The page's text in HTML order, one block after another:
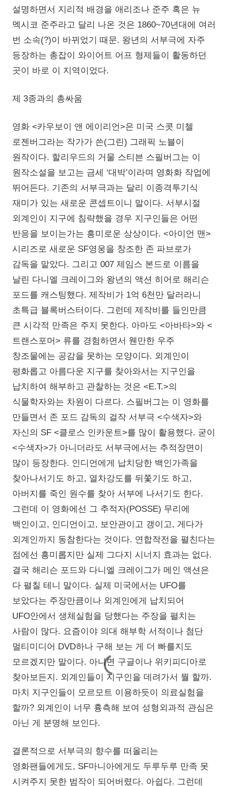
설명하면서 지리적 배경을 애리조나 준주 혹은 뉴
멕시코 준주라고 달리 나온 것은 1860~70년대에 여러
번 소속(?)이 바뀌었기 때문. 왕년의 서부극에 자주
등장하는 총잡이 와이어트 어프 형제들이 활동하던
곳이 바로 이 지역이었다.
제 3종과의 총싸움
영화 <카우보이 앤 에이리언>은 미국 스콧 미첼
로젠버그라는 작가가 쓴(그린) 그래픽 노블이
원작이다. 할리우드의 거물 스티븐 스필버그는 이
원작소설을 보고는 금세 ‘대박’이라며 영화화 작업에
뛰어든다. 기존의 서부극과는 달리 이종격투기식
재미가 있는 새로운 콘셉트이니 말이다. 서부시절
외계인이 지구에 침략했을 경우 지구인들은 어떤
반응을 보이는가는 흥미로운 상상이다. <아이언 맨>
시리즈로 새로운 SF영웅을 창조한 존 파브로가
감독을 맡았다. 그리고 007 제임스 본드로 이름을
날린 다니엘 크레이그와 왕년의 액션 히어로 해리슨
포드를 캐스팅했다. 제작비가 1억 6천만 달러라니
초특급 블록버스터이다. 그런데 제작비를 들인만큼
큰 시각적 만족은 주지 못한다. 아마도 <아바타>와 <
트랜스포머> 류를 경험하면서 웬만한 우주
창조물에는 공감을 못하는 모양이다. 외계인이
평화롭고 아름다운 지구를 찾아와서는 지구인을
납치하여 해부하고 관찰하는 것은 <E.T.>의
식물학자와는 차원이 다르다. 스필버그는 이 영화를
만들면서 존 포드 감독의 걸작 서부극 <수색자>와
자신의 SF <클로스 인카운트>를 많이 활용했다. 굳이
<수색자>가 아니더라도 서부극에서는 추적장면이
많이 등장한다. 인디언에게 납치당한 백인가족을
찾아나서기도 하고, 열차강도를 뒤쫓기도 하고,
아버지를 죽인 원수를 찾아 서부에 나서기도 한다.
그런데 이 영화에선 그 추적자(POSSE) 무리에
백인이고, 인디언이고, 보안관이고 갱이고, 게다가
외계인까지 동참한다는 것이다. 연합작전을 펼친다는
점에선 흥미롭지만 실제 그다지 시너지 효과는 없다.
결국 해리슨 포드와 다니엘 크레이그가 메인 액션은
다 펼칠 테니 말이다. 실제 미국에서는 UFO를
보았다는 주장만큼이나 외계인에게 납치되어
UFO안에서 생체실험을 당했다는 주장을 펼치는
사람이 많다. 요즘이야 의대 해부학 서적이나 첨단
멀티미디어 DVD하나 구해 보는 게 더 빠를지도
모르겠지만 말이다. 아니면 구글이나 위키피디아로
찾아보든지. 외계인들이 지구인을 데려가서 뭘 할까.
마치 지구인들이 모르모트 이용하듯이 의료실험을
할까? 외계인이 너무 흉측해 보여 성형외과적 관심은
아닌 게 분명해 보인다.
결론적으로 서부극의 향수를 떠올리는
영화팬들에게도, SF마니아에게도 두루두루 만족 못
시켜주지 못한 범작이 되어버렸다. 아쉽다. 그런데